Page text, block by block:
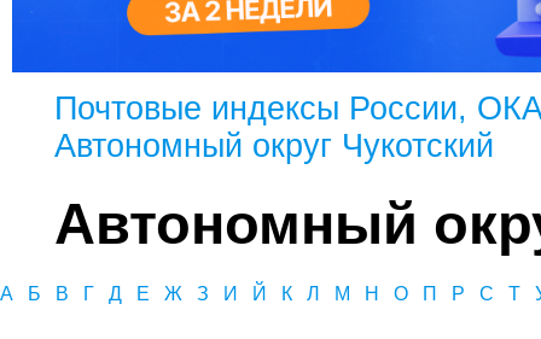
Почтовые индексы России,
Автономный округ Чукотский
Автономный
А Б В Г Д Е Ж З И Й К Л М Н О П Р С Т